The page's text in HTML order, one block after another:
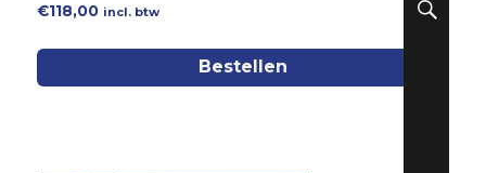
€118,00 incl. btw
Bestellen